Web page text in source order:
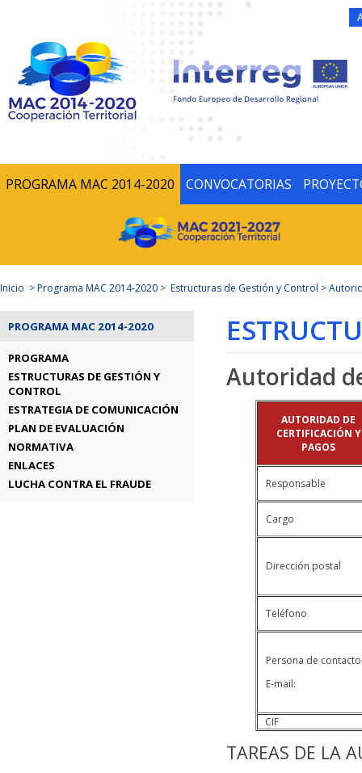
PROGRAMA MAC 2014-2020 CONVOCATORIAS
Inicio >Programa MAC 2014-2020 > Estructuras de Gestión y Control >
PROGRAMA MAC 2014-2020
PROGRAMA
ESTRUCTURAS DE GESTIÓN Y
CONTROL
ESTRATEGIA DE COMUNICACIÓN
PLAN DE EVALUACIÓN
NORMATIVA
ENLACES
LUCHA CONTRA EL FRAUDE
Autoridad
AUTORIDAD DE
CERTIFICACIÓN Y
PAGOS
Responsable
Cargo
Dirección postal
Teléfono
Persona de contacto
E-mail:
CIF
TAREAS DE LA